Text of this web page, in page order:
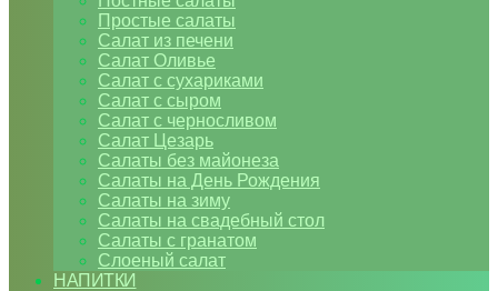
Простые салаты
Салат из печени
Салат Оливье
Салат с сухариками
Салат с сыром
Салат с черносливом
Салат Цезарь
Салаты без майонеза
Салаты на День Рождения
Салаты на зиму
Салаты на свадебный стол
Салаты с гранатом
Слоеный салат
НАПИТКИ